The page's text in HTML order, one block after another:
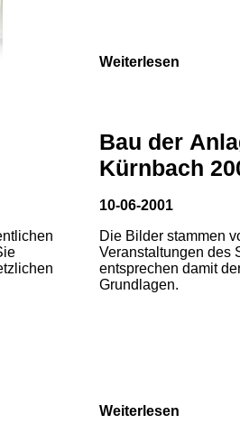
Weiterlesen
Bau der
Kürnbach
10-06-2001
Die Bilder stammen
Veranstaltungen des
entsprechen damit
Grundlagen.
Weiterlesen